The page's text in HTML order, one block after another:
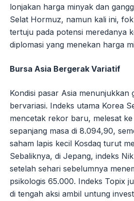
lonjakan harga minyak dan
Selat Hormuz, namun kali ini,
tertuju pada potensi meredanya
diplomasi yang menekan harga
Bursa Asia Bergerak Variatif
Kondisi pasar Asia menunjukkan
bervariasi. Indeks utama Korea
mencetak rekor baru, melesat
sepanjang masa di 8.094,90,
saham lapis kecil Kosdaq turut
Sebaliknya, di Jepang, indeks
setelah sehari sebelumnya
psikologis 65.000. Indeks Topix
di tengah aksi ambil untung